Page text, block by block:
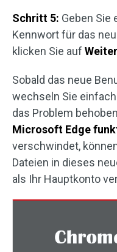
Schritt 5: Geben Sie
Kennwort für das
klicken Sie auf Weiter
Sobald das neue
wechseln Sie
das Problem
Microsoft Edge
verschwindet,
Dateien in dieses
als Ihr Hauptkonto